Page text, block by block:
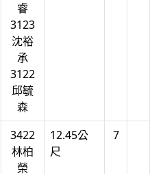
睿
3123
沈裕
承
3122
邱毓
森
3422
林柏
榮
12.45公
尺
7